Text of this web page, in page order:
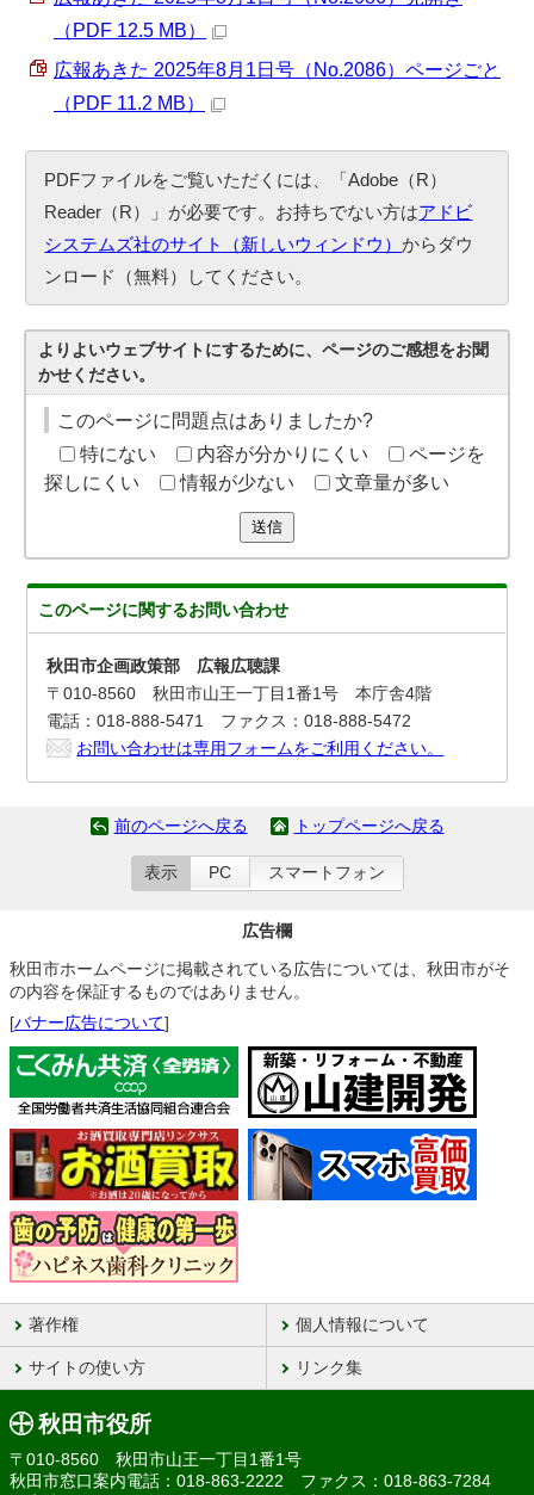
（PDF 12.5 MB）
広報あきた 2025年8月1日号（No.2086）ページごと
（PDF 11.2 MB）
PDFファイルをご覧いただくには、「Adobe（R）
Reader（R）」が必要です。お持ちでない方はアドビ
システムズ社のサイト（新しいウィンドウ）からダウ
ンロード（無料）してください。
よりよいウェブサイトにするために、ページのご感想をお聞
かせください。
このページに問題点はありましたか?
特にない
内容が分かりにくい
ページを
探しにくい
情報が少ない 文章量が多い
送信
このページに関するお問い合わせ
秋田市企画政策部 広報広聴課
〒010-8560 秋田市山王一丁目1番1号 本庁舎4階
電話：018-888-5471 ファクス：018-888-5472
お問い合わせは専用フォームをご利用ください。
前のページへ戻る トップページへ戻る
表示 PC スマートフォン
広告欄
秋田市ホームページに掲載されている広告については、秋田市がそ
の内容を保証するものではありません。
[バナー広告について]
著作権 個人情報について
サイトの使い方 リンク集
秋田市役所
〒010-8560 秋田市山王一丁目1番1号
秋田市窓口案内電話：018-863-2222 ファクス：018-863-7284